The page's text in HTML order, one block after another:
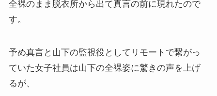
全裸のまま脱衣所から出て真言の前に現れたので
す。
予め真言と山下の監視役としてリモートで繋がっ
ていた女子社員は山下の全裸姿に驚きの声を上げ
るが、